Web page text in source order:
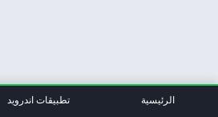
الرئيسية تطبيقات اندرويد